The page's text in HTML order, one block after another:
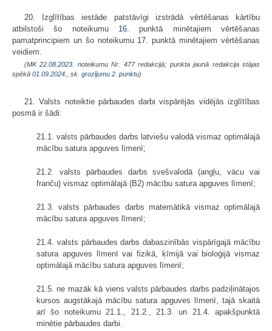
20. Izglītības iestāde patstāvīgi izstrādā vērtēšanas kārtību
atbilstoši šo noteikumu 16.
punktā minētajiem vērtēšanas
pamatprincipiem un šo noteikumu 17.
punktā minētajiem vērtēšanas
veidiem.
(MK22.08.2023.
noteikumu Nr. 477 redakcijā; punkta jaunā redakcija stājas
spēkā 01.09.2024. , sk. grozījumu 2. punktu)
21. Valsts noteiktie pārbaudes darbi vispārējās vidējās izglītības
posmā ir šādi:
21.1. valsts pārbaudes darbs latviešu valodā vismaz optimālajā
mācību satura apguves līmenī;
21.2. valsts pārbaudes darbs svešvalodā (angļu, vācu vai
franču) vismaz optimālajā (B2) mācību satura apguves līmenī;
21.3. valsts pārbaudes darbs matemātikā vismaz optimālajā
mācību satura apguves līmenī;
21.4. valsts pārbaudes darbs dabaszinībās vispārīgajā mācību
satura apguves līmenī vai fizikā, ķīmijā vai bioloģijā vismaz
optimālajā mācību satura apguves līmenī;
21.5. ne mazāk kā viens valsts pārbaudes darbs padziļinātajos
kursos augstākajā mācību satura apguves līmenī, tajā skaitā
arī šo noteikumu 21.1., 21.2., 21.3. un 21.4. apakšpunktā
minētie pārbaudes darbi.